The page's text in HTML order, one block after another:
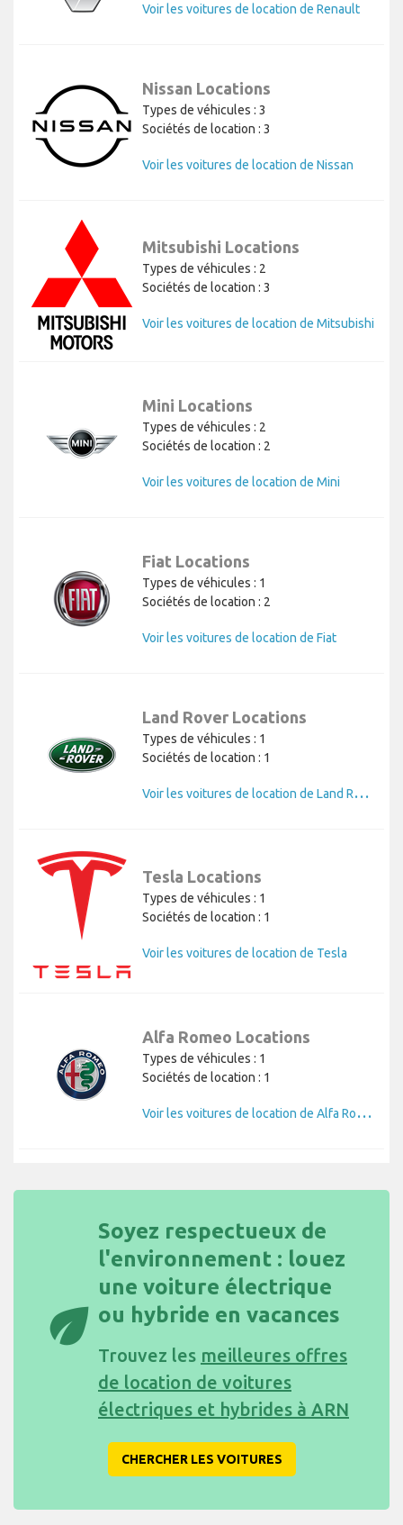
Voir les voitures de location de Renault
Nissan Locations
Types de véhicules : 3
Sociétés de location : 3
Voir les voitures de location de Nissan
Mitsubishi Locations
Types de véhicules : 2
Sociétés de location : 3
Voir les voitures de location de Mitsubishi
Mini Locations
Types de véhicules : 2
Sociétés de location : 2
Voir les voitures de location de Mini
Fiat Locations
Types de véhicules : 1
Sociétés de location : 2
Voir les voitures de location de Fiat
Land Rover Locations
Types de véhicules : 1
Sociétés de location : 1
V
oir les voitures de location de Land Rover
Tesla Locations
Types de véhicules : 1
Sociétés de location : 1
Voir les voitures de location de Tesla
Alfa Romeo Locations
Types de véhicules : 1
Sociétés de location : 1
V
oir les voitures de location de Alfa Romeo
eco
Soyez respectueux de
l'environnement : louez
une voiture électrique
ou hybride en vacances
Trouvez les meilleures offres
de location de voitures
électriques et hybrides à ARN
CHERCHER LES VOITURES